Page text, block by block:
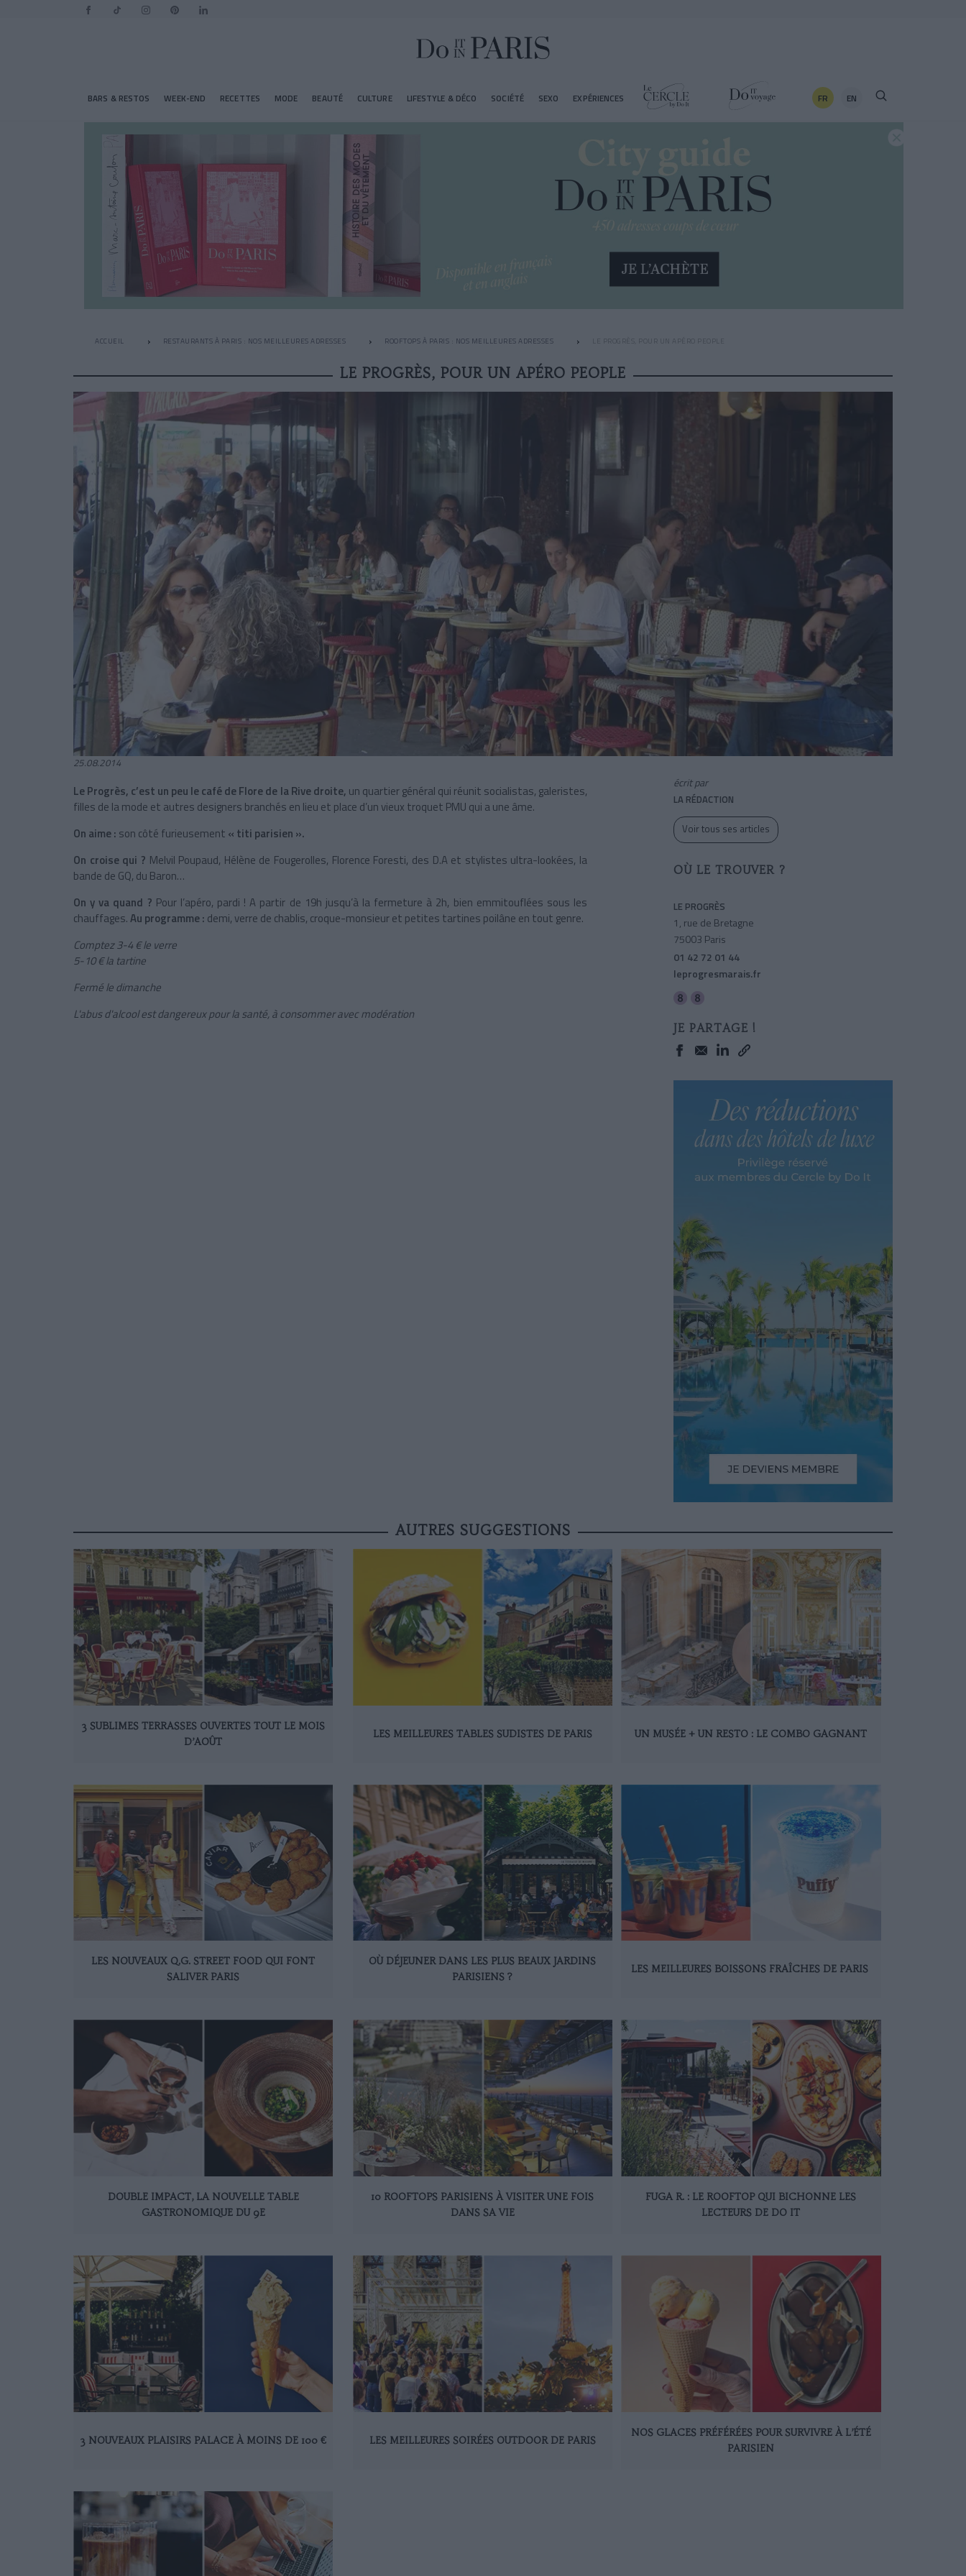
BARS & RESTOS WEEK-END RECETTES MODE BEAUTÉ CULTURE LIFESTYLE & DÉCO SOCIÉTÉ SEXO EXPÉRIENCES FR EN
ACCUEIL RESTAURANTS À PARIS : NOS MEILLEURES ADRESSES ROOFTOPS À PARIS : NOS MEILLEURES ADRESSES
LE PROGRÈS, POUR UN APÉRO PEOPLE
25.08.2014
Le Progrès, c’est un peu le café de Flore de la Rive droite, un quartier général qui réunit socialistas, galeristes,
filles de la mode et autres designers branchés en lieu et place d’un vieux troquet PMU qui a une âme.
On aime : son côté furieusement « titi parisien ».
On croise qui ? Melvil Poupaud, Hélène de Fougerolles, Florence Foresti, des D.A et stylistes ultra-lookées, la
bande de GQ, du Baron…
On y va quand ? Pour l’apéro, pardi ! A partir de 19h jusqu’à la fermeture à 2h, bien emmitouflées sous les
chauffages.Au programme : demi, verre de chablis, croque-monsieur et petites tartines poilâne en tout genre.
Comptez 3-4 € le verre
5-10 € la tartine
Fermé le dimanche
L'abus d'alcool est dangereux pour la santé, à consommer avec modération
écrit par
LA RÉDACTION
Voir tous ses articles
OÙ LE TROUVER ?
LE PROGRÈS
1, rue de Bretagne
75003 Paris
01 42 72 01 44
leprogresmarais.fr
JE PARTAGE !
AUTRES SUGGESTIONS
3 SUBLIMES TERRASSES OUVERTES TOUT LE MOIS
D’AOÛT
LES MEILLEURES TABLES SUDISTES DE PARIS UN MUSÉE + UN RESTO : LE COMBO GAGNANT
LES NOUVEAUX Q.G. STREET FOOD QUI FONT
SALIVER PARIS
OÙ DÉJEUNER DANS LES PLUS BEAUX JARDINS
PARISIENS ?
LES MEILLEURES BOISSONS FRAÎCHES DE PARIS
DOUBLE IMPACT, LA NOUVELLE TABLE
GASTRONOMIQUE DU 9E
10 ROOFTOPS PARISIENS À VISITER UNE FOIS
DANS SA VIE
FUGA R. : LE ROOFTOP QUI BICHONNE LES
LECTEURS DE DO IT
3 NOUVEAUX PLAISIRS PALACE À MOINS DE 100 € LES MEILLEURES SOIRÉES OUTDOOR DE PARIS
NOS GLACES PRÉFÉRÉES POUR SURVIVRE À L’ÉTÉ
PARISIEN